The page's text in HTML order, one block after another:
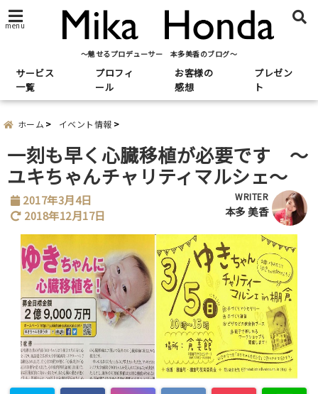
menu
～魅せるプロデューサー 本多美香のブログ～
サービス
一覧
プロフィ
ール
お客様の
感想
プレゼン
ト
ホーム イベント情報
一刻も早く心臓移植が必要です ～
ユキちゃんチャリティマルシェ～
2017年3月4日
2018年12月17日
WRITER
本多 美香